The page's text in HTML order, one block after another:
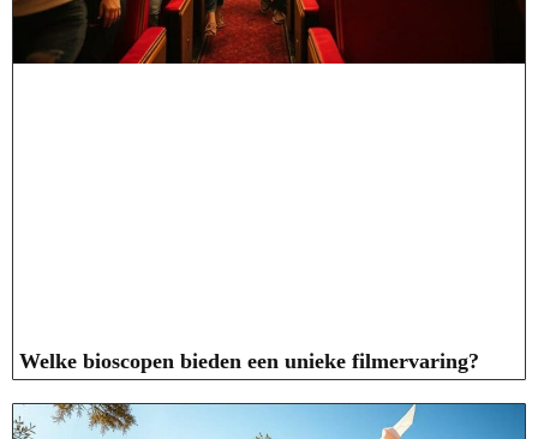
Welke bioscopen bieden een unieke filmervaring?